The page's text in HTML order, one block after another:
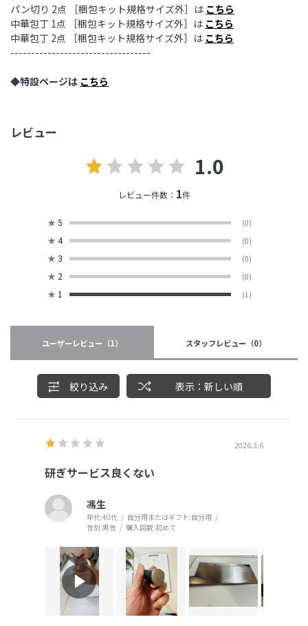
レビュー
1.0
レビュー件数： 1件
★ 5 (0)
★ 4 (0)
★ 3 (0)
★ 2 (0)
★ 1 (1)
ユーザーレビュー （1） スタッフレビュー （0）
絞り込み 表示：新しい順
2026.3.6
研ぎサービス良くない
馮生
年代:40代 自分用またはギフト:自分用
性別:男性 購入回数:初めて
パン切り 2点 ［梱包キット規格サイズ外］は こちら
中華包丁 1点 ［梱包キット規格サイズ外］は こちら
中華包丁 2点 ［梱包キット規格サイズ外］は こちら
----------------------------------
◆特設ページは こちら